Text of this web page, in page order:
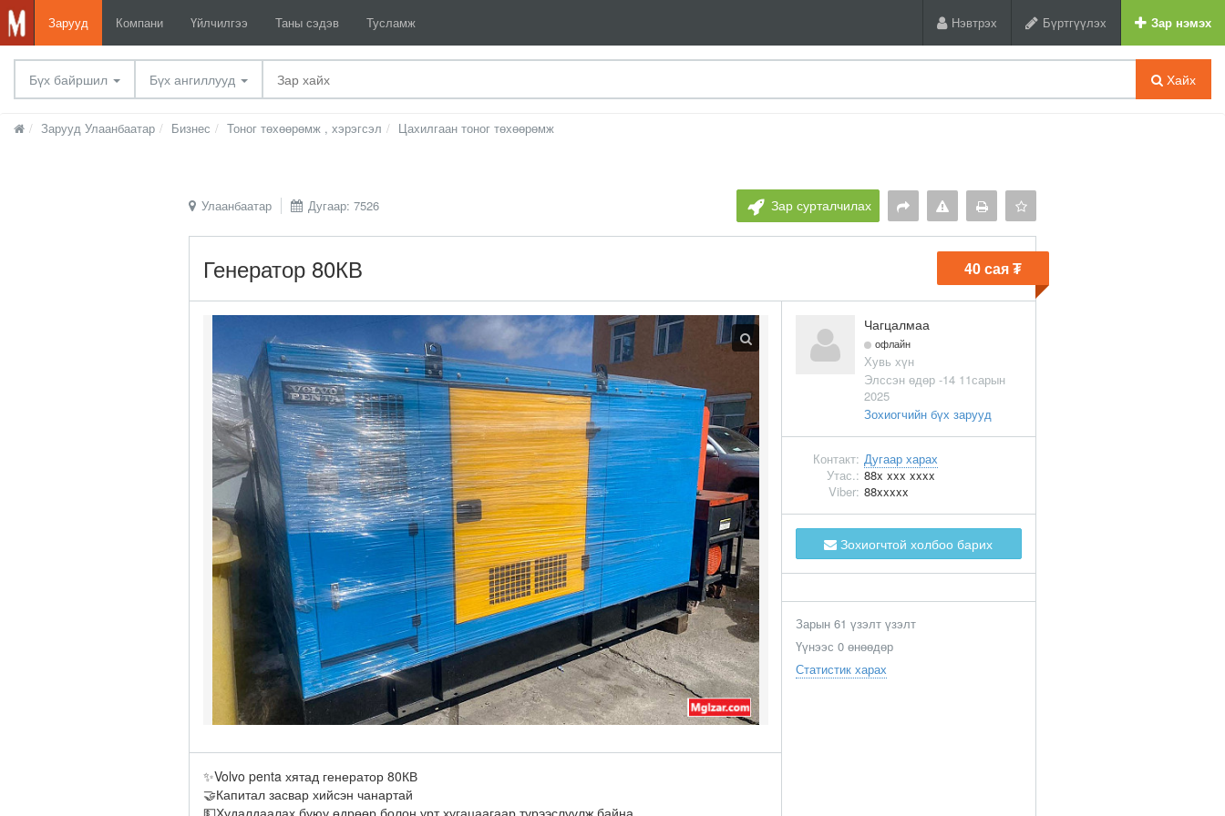
Зарууд Компани Үйлчилгээ Таны сэдэв Тусламж Нэвтрэх Бүртгүүлэх Зар нэмэх
Бүх байршил Бүх ангиллууд Хайх
Зарууд Улаанбаатар Бизнес Тоног төхөөрөмж , хэрэгсэл Цахилгаан тоног төхөөрөмж
Улаанбаатар Дугаар: 7526 Зар сурталчилах
Генератор 80КВ 40 сая ₮
✨Volvo penta хятад генератор 80КВ
🤝Капитал засвар хийсэн чанартай
💵Худалдаалах буюу өдрөөр болон урт хугацаагаар түрээслүүлж байна.
Чагцалмаа
офлайн
Хувь хүн
Элссэн өдөр -14 11сарын
2025
Зохиогчийн бүх зарууд
Контакт: Дугаар харах
Утас.: 88x xxx xxxx
Viber: 88xxxxx
Зохиогчтой холбоо барих
Зарын 61 үзэлт үзэлт
Үүнээс 0 өнөөдөр
Статистик харах